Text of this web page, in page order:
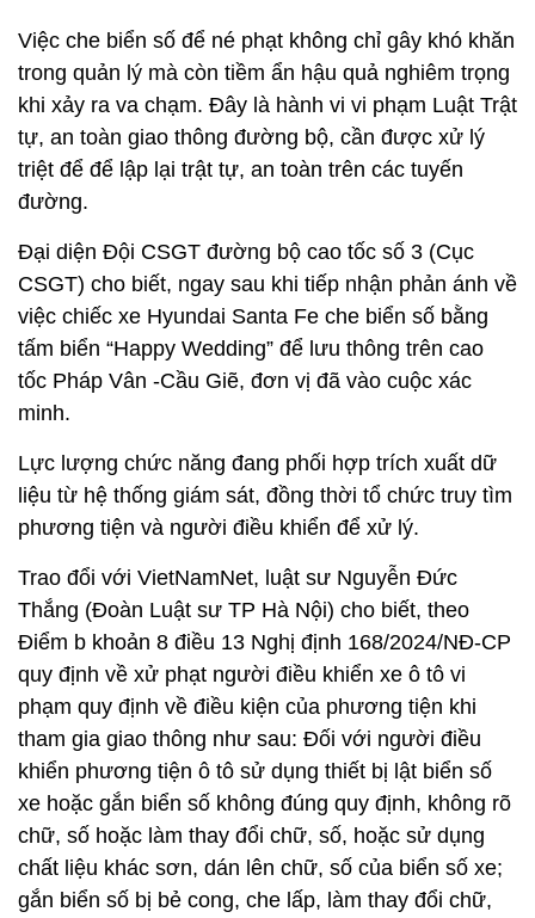
Việc che biển số để né phạt không chỉ gây khó khăn
trong quản lý mà còn tiềm ẩn hậu quả nghiêm trọng
khi xảy ra va chạm. Đây là hành vi vi phạm Luật Trật
tự, an toàn giao thông đường bộ, cần được xử lý
triệt để để lập lại trật tự, an toàn trên các tuyến
đường.
Đại diện Đội CSGT đường bộ cao tốc số 3 (Cục
CSGT) cho biết, ngay sau khi tiếp nhận phản ánh về
việc chiếc xe Hyundai Santa Fe che biển số bằng
tấm biển “Happy Wedding” để lưu thông trên cao
tốc Pháp Vân -Cầu Giẽ, đơn vị đã vào cuộc xác
minh.
Lực lượng chức năng đang phối hợp trích xuất dữ
liệu từ hệ thống giám sát, đồng thời tổ chức truy tìm
phương tiện và người điều khiển để xử lý.
Trao đổi với VietNamNet, luật sư Nguyễn Đức
Thắng (Đoàn Luật sư TP Hà Nội) cho biết, theo
Điểm b khoản 8 điều 13 Nghị định 168/2024/NĐ-CP
quy định về xử phạt người điều khiển xe ô tô vi
phạm quy định về điều kiện của phương tiện khi
tham gia giao thông như sau: ​Đối với người điều
khiển phương tiện ô tô sử dụng thiết bị lật biển số
xe hoặc gắn biển số không đúng quy định, không rõ
chữ, số hoặc làm thay đổi chữ, số, hoặc sử dụng
chất liệu khác sơn, dán lên chữ, số của biển số xe;
gắn biển số bị bẻ cong, che lấp, làm thay đổi chữ,